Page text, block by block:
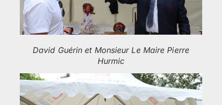
David Guérin et Monsieur Le Maire Pierre
Hurmic